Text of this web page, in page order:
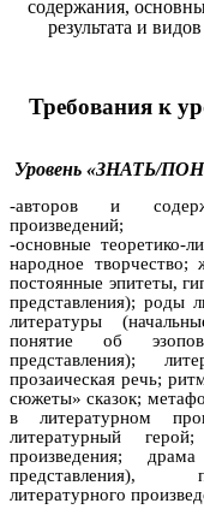
содержания,
результата и
Требования к
Уровень «ЗНАТЬ/
-авторов и
произведений;
-основные теоретико-
народное творчество;
постоянные эпитеты,
представления); роды
литературы
понятие об
представления);
прозаическая речь;
сюжеты» сказок;
в литературном
литературный
произведения;
представления),
литературного